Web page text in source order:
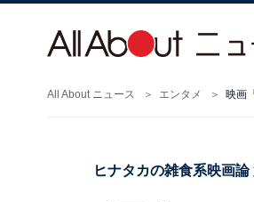
All About ニュース エンタメ 映画
ヒナタカの雑食系映画論